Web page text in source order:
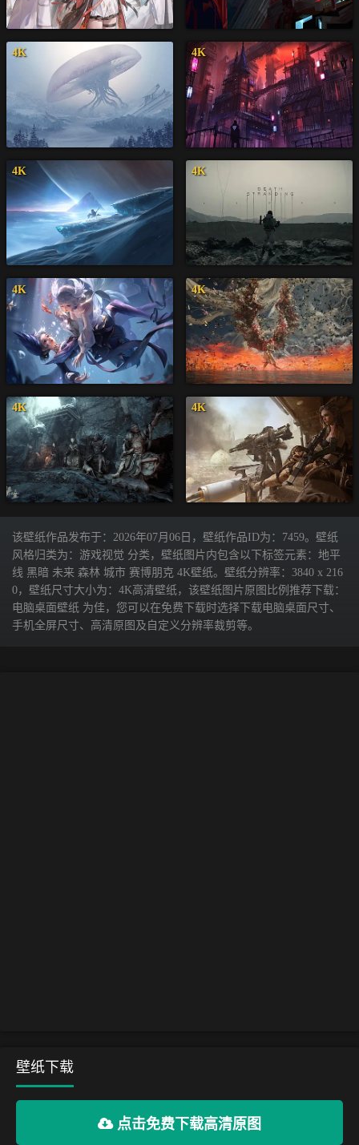
4K 4K
4K 4K
4K 4K
4K 4K
该壁纸作品发布于：2026年07月06日，壁纸作品ID为：7459。壁纸
风格归类为：游戏视觉 分类，壁纸图片内包含以下标签元素：地平
线 黑暗 未来 森林 城市 赛博朋克 4K壁纸。壁纸分辨率：3840 x 216
0，壁纸尺寸大小为：4K高清壁纸，该壁纸图片原图比例推荐下载：
电脑桌面壁纸 为佳，您可以在免费下载时选择下载电脑桌面尺寸、
手机全屏尺寸、高清原图及自定义分辨率裁剪等。
壁纸下载
点击免费下载高清原图